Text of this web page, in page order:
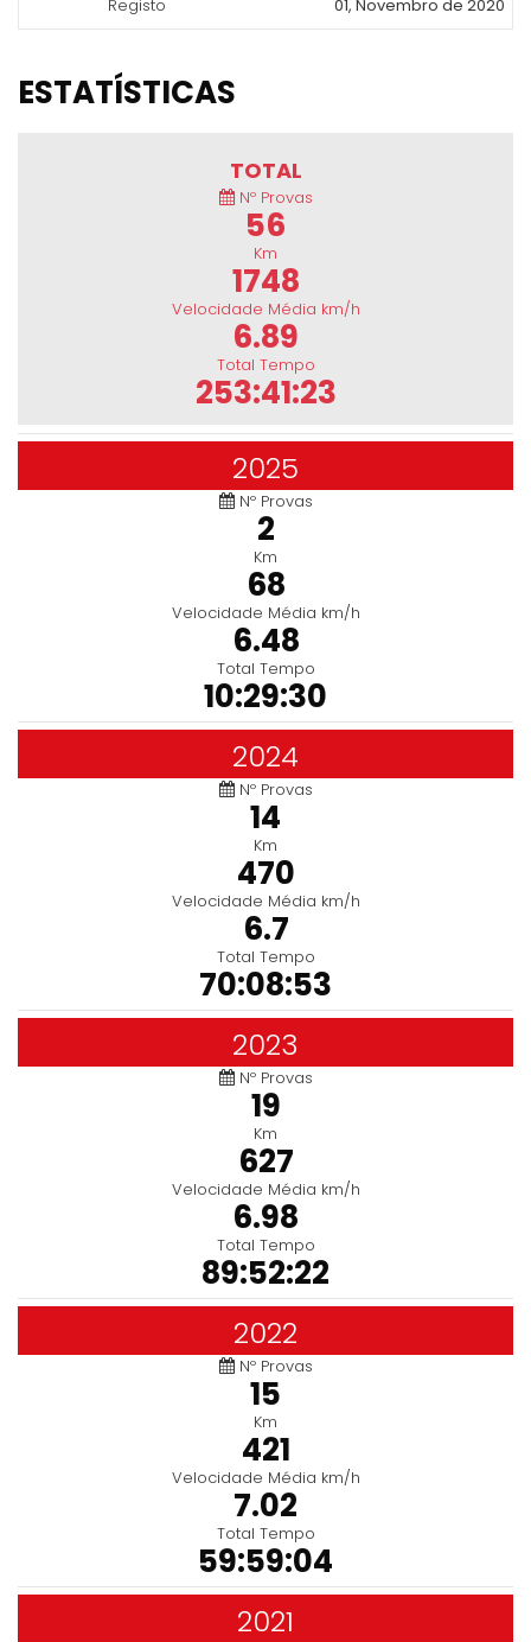
Registo
01, Novembro de 2020
ESTATÍSTICAS
TOTAL
Nº Provas
56
Km
1748
Velocidade Média km/h
6.89
Total Tempo
253:41:23
2025
Nº Provas
2
Km
68
Velocidade Média km/h
6.48
Total Tempo
10:29:30
2024
Nº Provas
14
Km
470
Velocidade Média km/h
6.7
Total Tempo
70:08:53
2023
Nº Provas
19
Km
627
Velocidade Média km/h
6.98
Total Tempo
89:52:22
2022
Nº Provas
15
Km
421
Velocidade Média km/h
7.02
Total Tempo
59:59:04
2021